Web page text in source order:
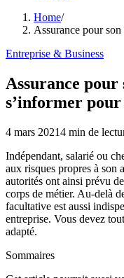
Home/
Assurance pour
Entreprise & Business
Assurance pour
s’informer
4 mars 20214 min de
Indépendant, salarié ou
aux risques propres à son
autorités ont ainsi prévu
corps de métier. Au-delà
facultative est aussi
entreprise. Vous devez
adapté.
Sommaires